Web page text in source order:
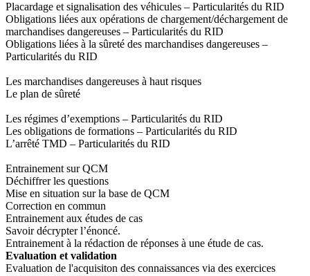
Placardage et signalisation des véhicules – Particularités du RID
Obligations liées aux opérations de chargement/déchargement de
marchandises dangereuses – Particularités du RID
Obligations liées à la sûreté des marchandises dangereuses –
Particularités du RID
Les marchandises dangereuses à haut risques
Le plan de sûreté
Les régimes d’exemptions – Particularités du RID
Les obligations de formations – Particularités du RID
L’arrêté TMD – Particularités du RID
Entrainement sur QCM
Déchiffrer les questions
Mise en situation sur la base de QCM
Correction en commun
Entrainement aux études de cas
Savoir décrypter l’énoncé.
Entrainement à la rédaction de réponses à une étude de cas.
Evaluation et validation
Evaluation de l'acquisiton des connaissances via des exercices